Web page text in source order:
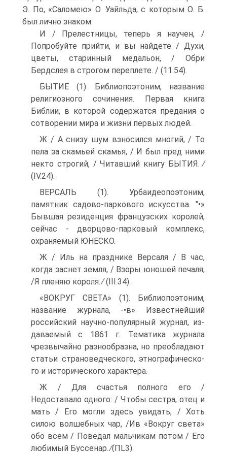
Э. По, «Саломею» О. Уайльда, с кото­рым О. Б.
был лично знаком.
И / Прелестницы, теперь я научен, /
Попробуйте прийти, и вы найдете / Духи,
цветы, старинный медальон, / Обри
Бердслея в строгом переплете. / (11.54).
БЫТИЕ (1). Библиопоэтоним, название
религиозного сочине­ния. Первая книга
Библии, в которой содержатся предания о
сотворении мира и жизни первых людей.
Ж / А снизу шум взносился многий, / То
пела за скамьей скамья, / И был пред ними
некто строгий, / Читавший книгу БЫТИЯ. ∕
(IV.24).
ВЕРСАЛЬ (1). Урбаидеопоэтоним,
памятник садово-парко­вого искусства. "•»
Бывшая резиденция французских ко­ролей,
сейчас - дворцово-парковый комплекс,
охраняемый ЮНЕСКО.
Ж / Иль на празднике Версаля / В час,
когда заснет земля, / Взоры юношей печаля,
/Я пленяю короля. ∕ (III.34).
«ВОКРУГ СВЕТА» (1). Библиопоэтоним,
название журнала, -•в» Известнейший
российский научно-популярный журнал, из­
даваемый с 1861 г. Тематика журнала
чрезвычайно разнообраз­на, но преобладают
статьи страноведческого, этнографическо­
го и исторического характера.
Ж / Для счастья полного его /
Недоставало одного: / Чтобы сестра, отец и
мать / Его могли здесь увидать, / Хоть
силою волшебных чар, /Ив «Вокруг света»
обо всем / Поведал мальчикам потом / Его
любимый Буссенар. ∕(ΠL3).